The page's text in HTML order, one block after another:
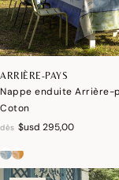
ARRIÈRE-PAYS
Nappe enduite Arrière-
Coton
dès $usd 295,00